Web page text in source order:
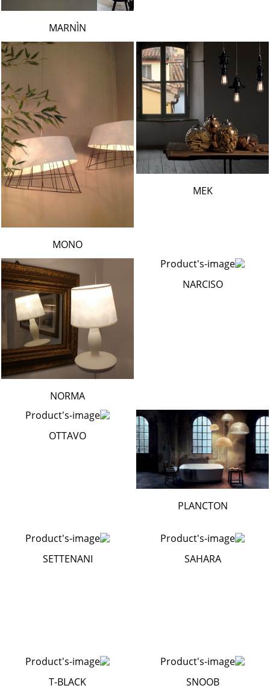
MARNÌN
MEK
MONO
NARCISO
NORMA
PLANCTON
OTTAVO
SAHARA
SETTENANI
SNOOB
T-BLACK